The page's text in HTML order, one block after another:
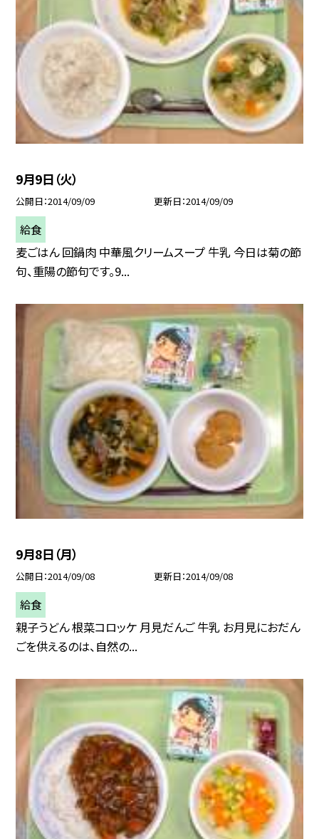
9月9日（火）
公開日 2014/09/09 更新日 2014/09/09
給食
麦ごはん 回鍋肉 中華風クリームスープ 牛乳 今日は菊の節
句、重陽の節句です。9...
9月8日（月）
公開日 2014/09/08 更新日 2014/09/08
給食
親子うどん 根菜コロッケ 月見だんご 牛乳 お月見におだん
ごを供えるのは、自然の...